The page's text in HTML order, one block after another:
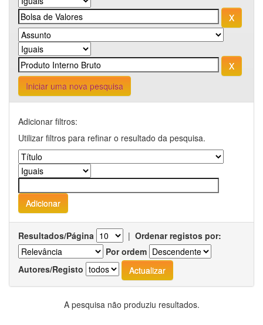
Iniciar uma nova pesquisa
Adicionar filtros:
Utilizar filtros para refinar o resultado da pesquisa.
Resultados/Página | Ordenar registos por:
Por ordem
Autores/Registo
A pesquisa não produziu resultados.